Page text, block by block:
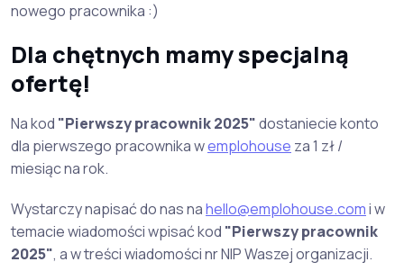
nowego pracownika :)
Dla chętnych mamy specjalną
ofertę!
Na kod "Pierwszy pracownik 2025"dostaniecie konto
dla pierwszego pracownika wemplohouse za 1 zł /
miesiąc na rok.
Wystarczy napisać do nas nahello@emplohouse.comi w
temacie wiadomości wpisać kod "Pierwszy pracownik
2025", a w treści wiadomości nr NIP Waszej organizacji.